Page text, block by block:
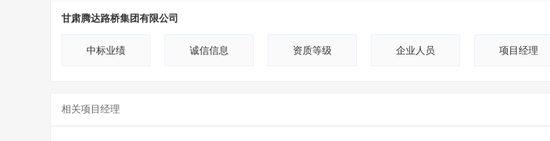
甘肃腾达路桥集团有限公司
中标业绩 诚信信息 资质等级 企业人员 项目经理
相关项目经理